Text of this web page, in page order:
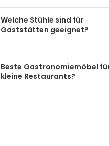
Welche Stühle sind für
Gaststätten geeignet?
Beste Gastronomiemöbel
kleine Restaurants?